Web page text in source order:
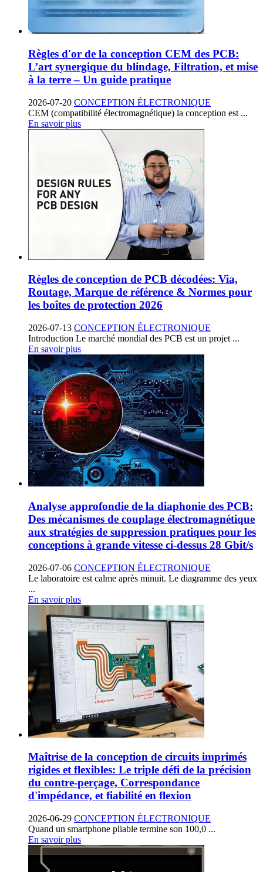
Règles d'or de la conception CEM des PCB:
L’art synergique du blindage, Filtration, et mise
à la terre – Un guide pratique
2026-07-20 CONCEPTION ÉLECTRONIQUE
CEM (compatibilité électromagnétique) la conception est ...
En savoir plus
Règles de conception de PCB décodées: Via,
Routage, Marque de référence & Normes pour
les boîtes de protection 2026
2026-07-13 CONCEPTION ÉLECTRONIQUE
Introduction Le marché mondial des PCB est un projet ...
En savoir plus
Analyse approfondie de la diaphonie des PCB:
Des mécanismes de couplage électromagnétique
aux stratégies de suppression pratiques pour les
conceptions à grande vitesse ci-dessus 28 Gbit/s
2026-07-06 CONCEPTION ÉLECTRONIQUE
Le laboratoire est calme après minuit. Le diagramme des yeux
...
En savoir plus
Maîtrise de la conception de circuits imprimés
rigides et flexibles: Le triple défi de la précision
du contre-perçage, Correspondance
d'impédance, et fiabilité en flexion
2026-06-29 CONCEPTION ÉLECTRONIQUE
Quand un smartphone pliable termine son 100,0 ...
En savoir plus